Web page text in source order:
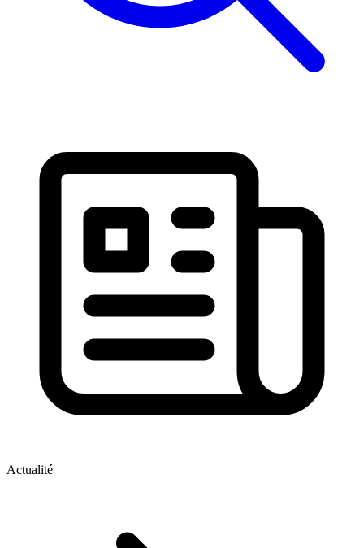
Actualité